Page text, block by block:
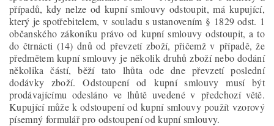
případů, kdy nelze od kupní smlouvy odstoupit, má kupující,
který je spotřebitelem, v souladu s ustanovením § 1829 odst. 1
občanského zákoníku právo od kupní smlouvy odstoupit, a to
do čtrnácti (14) dnů od převzetí zboží, přičemž v případě, že
předmětem kupní smlouvy je několik druhů zboží nebo dodání
několika částí, běží tato lhůta ode dne převzetí poslední
dodávky zboží. Odstoupení od kupní smlouvy musí být
prodávajícímu odesláno ve lhůtě uvedené v předchozí větě.
Kupující může k odstoupení od kupní smlouvy použít vzorový
písemný formulář pro odstoupení od kupní smlouvy.